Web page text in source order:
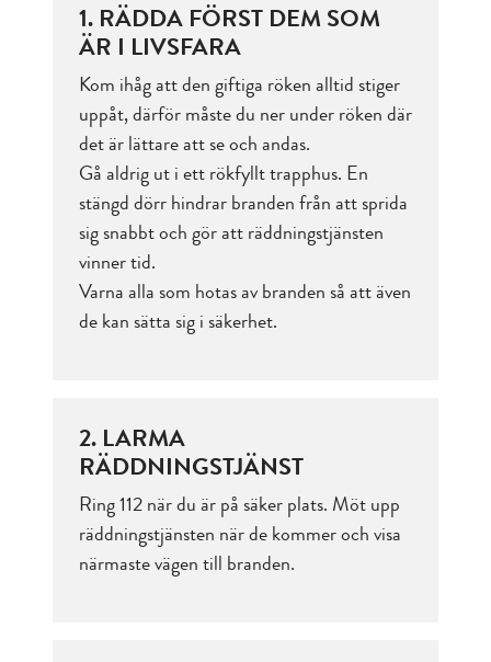
1. RÄDDA FÖRST DEM SOM
ÄR I LIVSFARA
Kom ihåg att den giftiga röken alltid stiger
uppåt, därför måste du ner under röken där
det är lättare att se och andas.
Gå aldrig ut i ett rökfyllt trapphus. En
stängd dörr hindrar branden från att sprida
sig snabbt och gör att räddningstjänsten
vinner tid.
Varna alla som hotas av branden så att även
de kan sätta sig i säkerhet.
2. LARMA
RÄDDNINGSTJÄNST
Ring 112 när du är på säker plats. Möt upp
räddningstjänsten när de kommer och visa
närmaste vägen till branden.